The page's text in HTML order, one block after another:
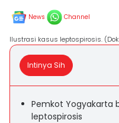
News Channel
Ilustrasi kasus leptospirosis.
Intinya Sih
Pemkot Yogyakarta
leptospirosis